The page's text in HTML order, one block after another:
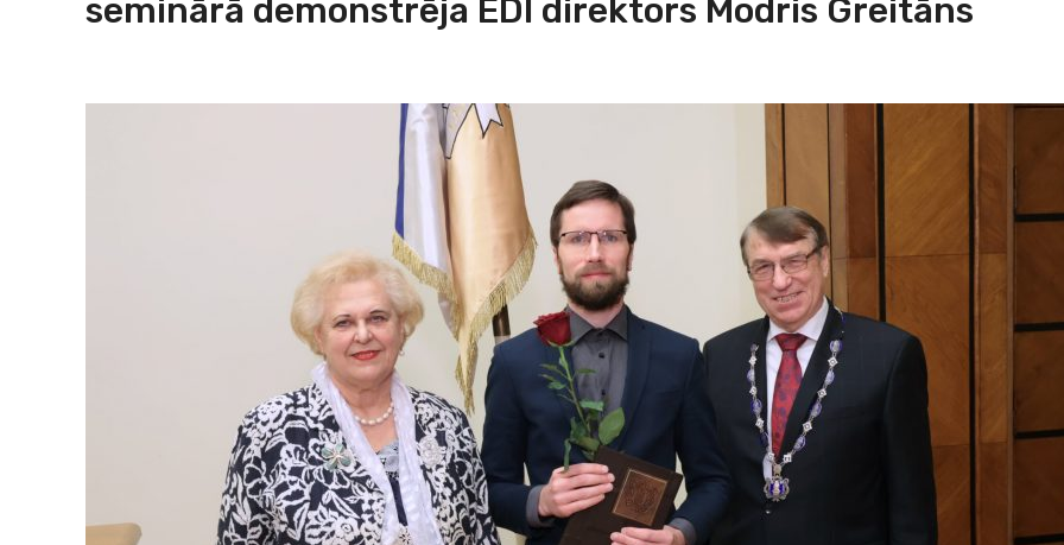
seminārā demonstrēja EDI direktors Modris Greitāns